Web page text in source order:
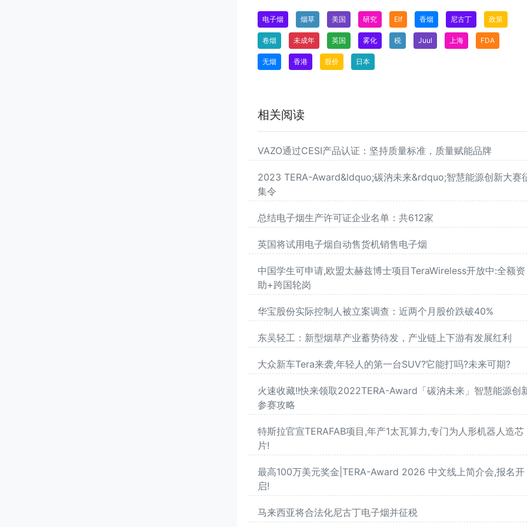
电子烟 烟草 美国 研究 Elf 香烟 尼古丁 政策
卷烟 未成年 英国 雾化 税 Juul 上海 FDA
无烟 香港 股价 日本
相关阅读
VAZO通过CESI产品认证：坚持质量标准，质量赋能品牌
2023 TERA-Award&ldquo;碳汭未来&rdquo;智慧能源创新大赛
集令
总结电子烟生产许可证企业名单：共612家
英国将试用电子烟自动售货机销售电子烟
中国学生可申请,欧盟太赫兹博士项目TeraWireless开放中:全额资
助+跨国轮岗
华宝股份实际控制人被立案调查：近两个月股价跌破40%
东吴轻工：新型烟草产业蓄势待发，产业链上下游有发展红利
大众新车Tera来袭,年轻人的第一台SUV?它能打吗?未来可期?
火速收藏!!快来领取2022TERA-Award「碳汭未来」智慧能源创
参赛攻略
特斯拉官宣TERAFAB项目,年产1太瓦算力,专门为人形机器人造芯
片!
最高100万美元奖金|TERA-Award 2026 中文线上简介会,报名开
启!
马来西亚将合法化尼古丁电子烟并征税